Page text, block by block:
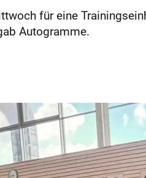
für eine
Autogramme.